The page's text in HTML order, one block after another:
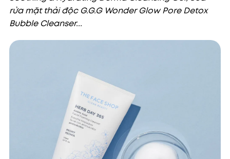
rửa mặt thải độc G.G.G Wonder Glow Pore Detox
Bubble Cleanser...